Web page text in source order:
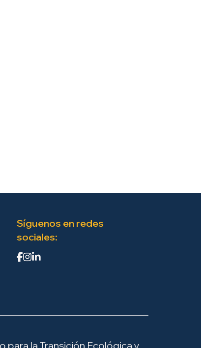
Síguenos en redes
sociales:
la Transición Ecológica y